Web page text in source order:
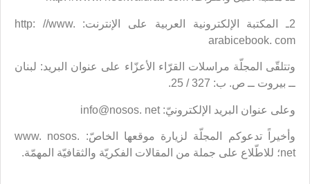
2ـ المكتبة الإلكترونية العربية على الإنترنت: http: //www.
arabicebook. com
وتتلقّى المجلّة مراسلات القرّاء الأعزّاء على عنوان البريد: لبنان
ــ بيروت ــ ص. ب: 327 / 25.
وعلى عنوان البريد الإلكترونيّ: info@nosos. net
وأخيراً تدعوكم المجلّة لزيارة موقعها الخاصّ: www. nosos.
net؛ للاطّلاع على جملة من المقالات الفكريّة والثقافيّة المهمّة.